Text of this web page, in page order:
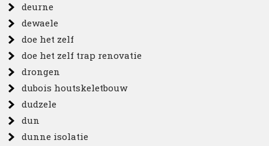
deurne
dewaele
doe het zelf
doe het zelf trap renovatie
drongen
dubois houtskeletbouw
dudzele
dun
dunne isolatie